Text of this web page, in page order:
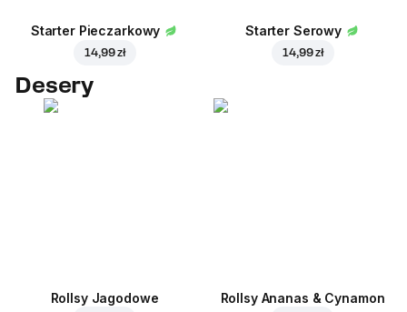
Starter Pieczarkowy
14,99 zł
Starter Serowy
14,99 zł
Desery
Rollsy Jagodowe Rollsy Ananas & Cynamon